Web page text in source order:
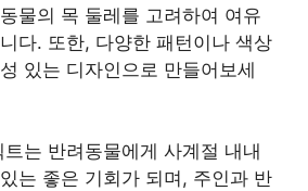
물의 목 둘레를 고려하여 여유
다. 또한, 다양한 패턴이나 색상
있는 디자인으로 만들어보세
는 반려동물에게 사계절 내내
는 좋은 기회가 되며, 주인과 반